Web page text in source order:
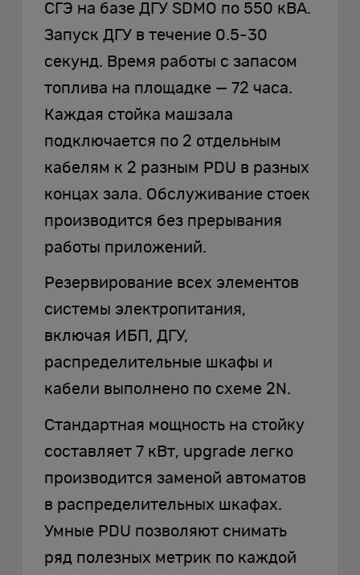
СГЭ на базе ДГУ SDMO по 550 кВА.
Запуск ДГУ в течение 0.5-30
секунд. Время работы с запасом
топлива на площадке — 72 часа.
Каждая стойка машзала
подключается по 2 отдельным
кабелям к 2 разным PDU в разных
концах зала. Обслуживание стоек
производится без прерывания
работы приложений.
Резервирование всех элементов
системы электропитания,
включая ИБП, ДГУ,
распределительные шкафы и
кабели выполнено по схеме 2N.
Стандартная мощность на стойку
составляет 7 кВт, upgrade легко
производится заменой автоматов
в распределительных шкафах.
Умные PDU позволяют снимать
ряд полезных метрик по каждой